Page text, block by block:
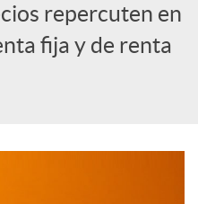
repercuten en
fija y de renta